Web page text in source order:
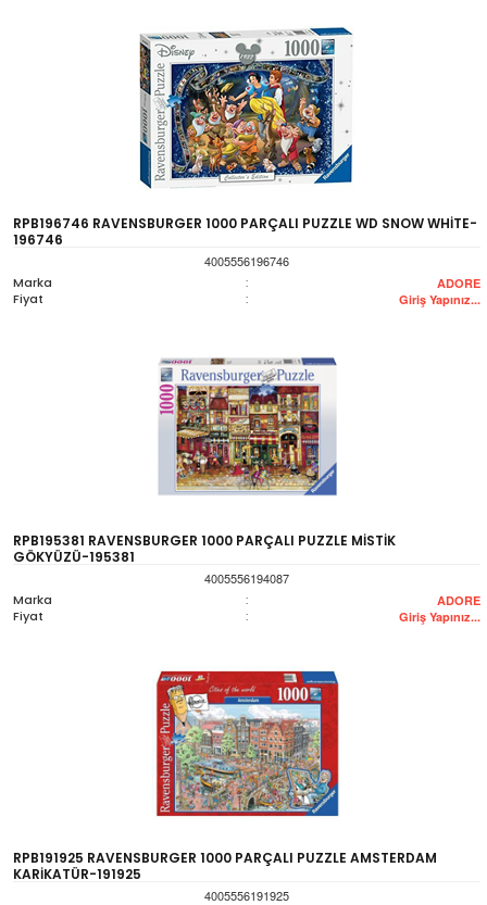
RPB196746 RAVENSBURGER 1000 PARÇALI PUZZLE WD SNOW WHİTE-
196746
4005556196746
Marka
: ADORE
Fiyat : Giriş Yapınız...
RPB195381 RAVENSBURGER 1000 PARÇALI PUZZLE MİSTİK
GÖKYÜZÜ-195381
4005556194087
Marka
: ADORE
Fiyat : Giriş Yapınız...
RPB191925 RAVENSBURGER 1000 PARÇALI PUZZLE AMSTERDAM
KARİKATÜR-191925
4005556191925